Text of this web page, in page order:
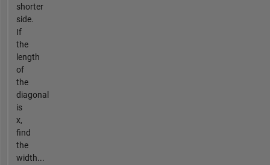
shorter
side.
If
the
length
of
the
diagonal
is
x,
find
the
width...